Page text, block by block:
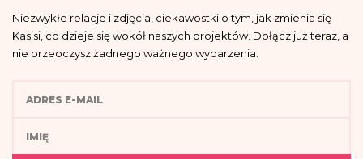
Niezwykłe relacje i zdjęcia, ciekawostki o tym, jak zmienia się
Kasisi, co dzieje się wokół naszych projektów. Dołącz już teraz, a
nie przeoczysz żadnego ważnego wydarzenia.